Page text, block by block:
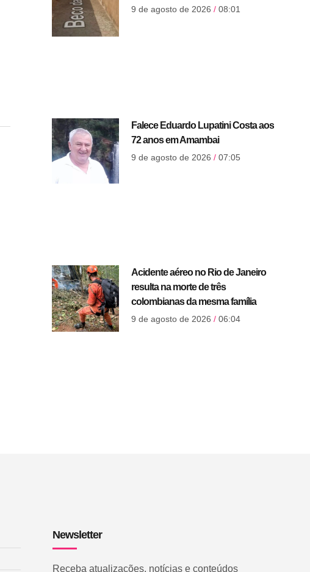
9 de agosto de 2026 08:01
Falece Eduardo Lupatini Costa aos
72 anos em Amambai
9 de agosto de 2026 07:05
Acidente aéreo no Rio de Janeiro
resulta na morte de três
colombianas da mesma família
9 de agosto de 2026 06:04
Newsletter
Receba atualizações, notícias e conteúdos